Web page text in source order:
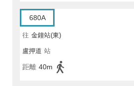
680A
往 金鐘站(東)
盧押道 站
距離 40m